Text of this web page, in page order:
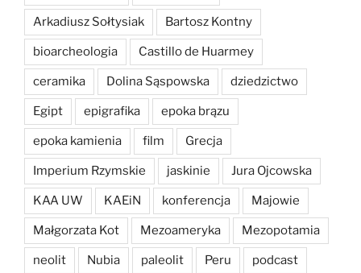
Arkadiusz Sołtysiak Bartosz Kontny
bioarcheologia Castillo de Huarmey
ceramika Dolina Sąspowska dziedzictwo
Egipt epigrafika epoka brązu
epoka kamienia film Grecja
Imperium Rzymskie jaskinie Jura Ojcowska
KAA UW KAEiN konferencja Majowie
Małgorzata Kot Mezoameryka Mezopotamia
neolit Nubia paleolit Peru podcast